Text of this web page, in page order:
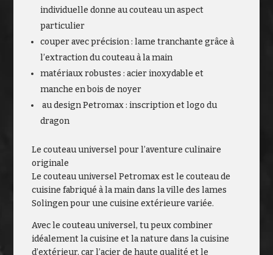
individuelle donne au couteau un aspect
particulier
couper avec précision : lame tranchante grâce à
l’extraction du couteau à la main
matériaux robustes : acier inoxydable et
manche en bois de noyer
au design Petromax : inscription et logo du
dragon
Le couteau universel pour l’aventure culinaire
originale
Le couteau universel Petromax est le couteau de
cuisine fabriqué à la main dans la ville des lames
Solingen pour une cuisine extérieure variée.
Avec le couteau universel, tu peux combiner
idéalement la cuisine et la nature dans la cuisine
d’extérieur, car l’acier de haute qualité et le